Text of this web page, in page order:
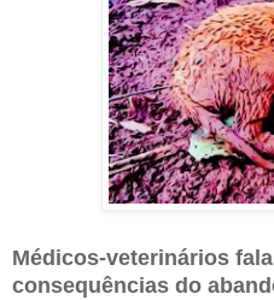
Médicos-veterinários
consequências do